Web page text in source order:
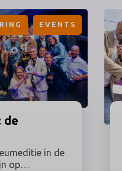
de
in de
op
EVENTS